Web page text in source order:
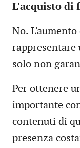
L'acquisto di
No.
rappresentare
solo non
Per ottenere
importante
contenuti di
presenza